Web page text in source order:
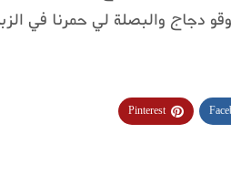
دجاج والبصلة لي حمرنا في
Pinterest